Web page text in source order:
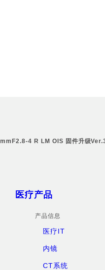
4 R LM OIS 固件升级
医疗产品
产品信息
医疗IT
内镜
CT系统